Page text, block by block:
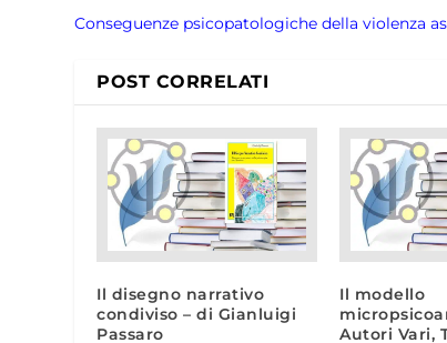
Conseguenze psicopatologiche della violenza
POST CORRELATI
Il disegno narrativo
condiviso – di Gianluigi
Passaro
Il modello
Autori Vari,